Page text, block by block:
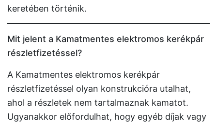
keretében történik.
Mit jelent a Kamatmentes elektromos kerékpár
részletfizetéssel?
A Kamatmentes elektromos kerékpár
részletfizetéssel olyan konstrukcióra utalhat,
ahol a részletek nem tartalmaznak kamatot.
Ugyanakkor előfordulhat, hogy egyéb díjak vagy